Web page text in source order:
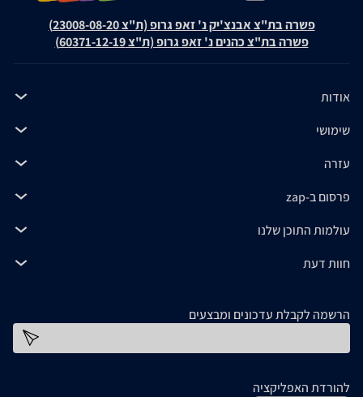
פשרה בת"צ אבנצ'יק נ' זאפ גרופ (ת"צ 23008-08-20)
פשרה בת"צ כהנים נ' זאפ גרופ (ת"צ 60371-12-19)
אודות
שימושי
עזרה
פרסום ב-zap
עולמות התוכן שלנו
חוות דעת
הרשמה לקבלת עדכונים ומבצעים
להורדת האפליקציה